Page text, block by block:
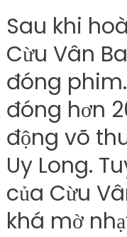
Sau khi
Cừu Vân
đóng
đóng hơn
động võ
Uy Long.
của Cừu
khá mờ